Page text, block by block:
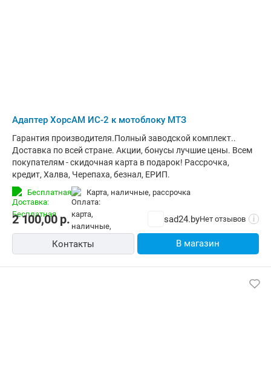
Адаптер ХорсАМ ИС-2 к мотоблоку МТЗ
Гарантия производителя.Полный заводской комплект..
Доставка по всей стране. Акции, бонусы лучшие цены. Всем
покупателям - скидочная карта в подарок! Рассрочка,
кредит, Халва, Черепаха, безнал, ЕРИП.
Бесплатная карта, наличные, рассрочка
2 100,00р. sad24.byНет отзывов i
Контакты В магазин